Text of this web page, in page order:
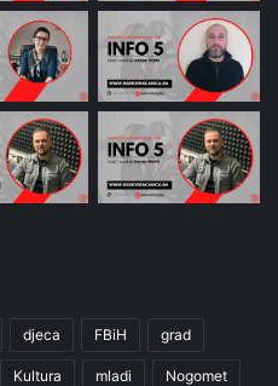
djeca FBiH grad
Kultura mladi Nogomet